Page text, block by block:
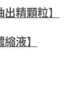
精顆粒】
液】